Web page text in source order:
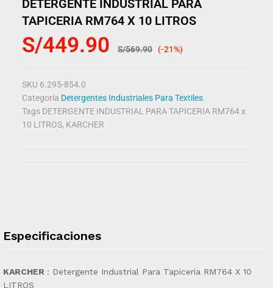
DETERGENTE INDUSTRIAL PARA
TAPICERIA RM764 X 10 LITROS
S/449.90 S/569.90 (-21%)
SKU 6.295-854.0
Categoría Detergentes Industriales Para Textiles
Tags DETERGENTE INDUSTRIAL PARA TAPICERIA RM764 x
10 LITROS, KARCHER
Especificaciones
KARCHER : Detergente Industrial Para Tapiceria RM764 X 10
LITROS